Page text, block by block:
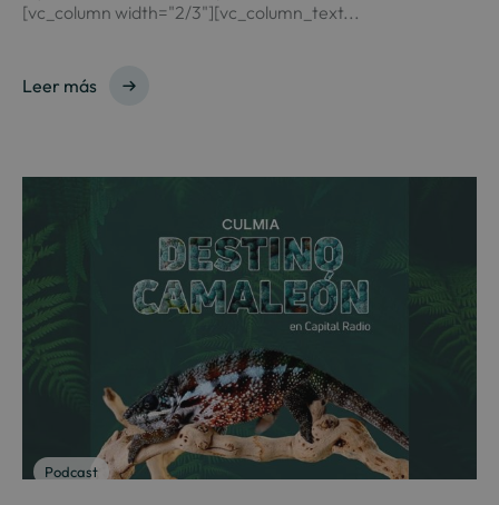
[vc_column width="2/3"][vc_column_text...
Leer más
Podcast